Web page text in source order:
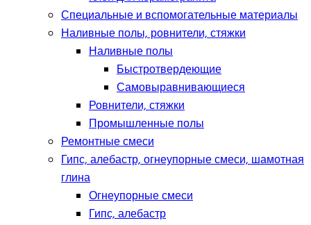
Специальные и вспомогательные материалы
Наливные полы, ровнители, стяжки
Наливные полы
Быстротвердеющие
Самовыравнивающиеся
Ровнители, стяжки
Промышленные полы
Ремонтные смеси
Гипс, алебастр, огнеупорные смеси, шамотная
глина
Огнеупорные смеси
Гипс, алебастр